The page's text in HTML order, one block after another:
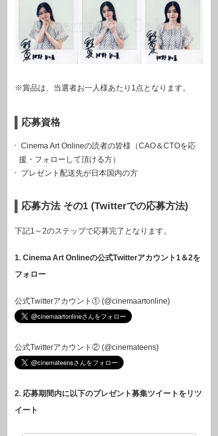
※賞品は、当選者お一人様あたり1点となります。
応募資格
Cinema Art Onlineの読者の皆様（CAO＆CTOを応
援・フォローして頂ける方）
プレゼント配送先が日本国内の方
応募方法 その1 (Twitterでの応募方法)
下記1～2のステップで応募完了となります。
1. Cinema Art Onlineの公式Twitterアカウント1＆2を
フォロー
公式Twitterアカウント① (@cinemaartonline)
公式Twitterアカウント② (@cinemateens)
2. 応募期間内に以下のプレゼント募集ツイートをリツ
イート